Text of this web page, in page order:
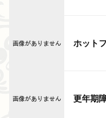
ホット
更年期